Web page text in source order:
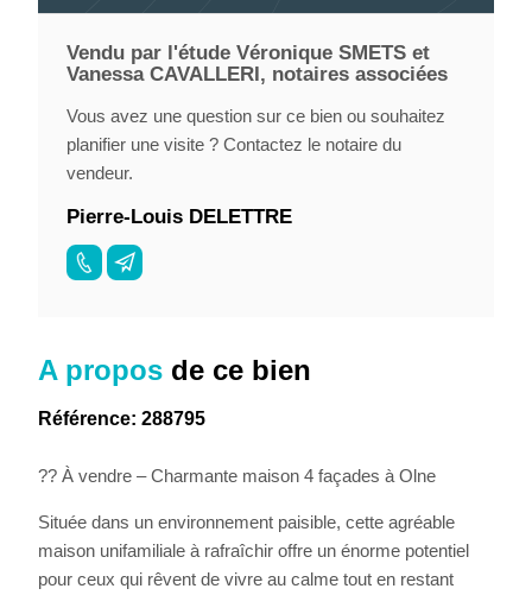
A propos de ce bien
Référence: 288795
?? À vendre – Charmante maison 4 façades à Olne
Située dans un environnement paisible, cette agréable
maison unifamiliale à rafraîchir offre un énorme potentiel
pour ceux qui rêvent de vivre au calme tout en restant
Vendu par l'étude Véronique SMETS et
Vanessa CAVALLERI, notaires associées
Vous avez une question sur ce bien ou souhaitez
planifier une visite ? Contactez le notaire du
vendeur.
Pierre-Louis DELETTRE